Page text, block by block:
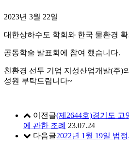
2023년 3월 22일
대한상하수도 학회와 한국 물환경
공동학술 발표회에 참여 했습니다.
친환경 선두 기업 지성산업개발(주)
성원 부탁드립니다~
이전글(제2644호)경기도 고
에 관한 조례 23.07.24
다음글2022년 1월 19일 법